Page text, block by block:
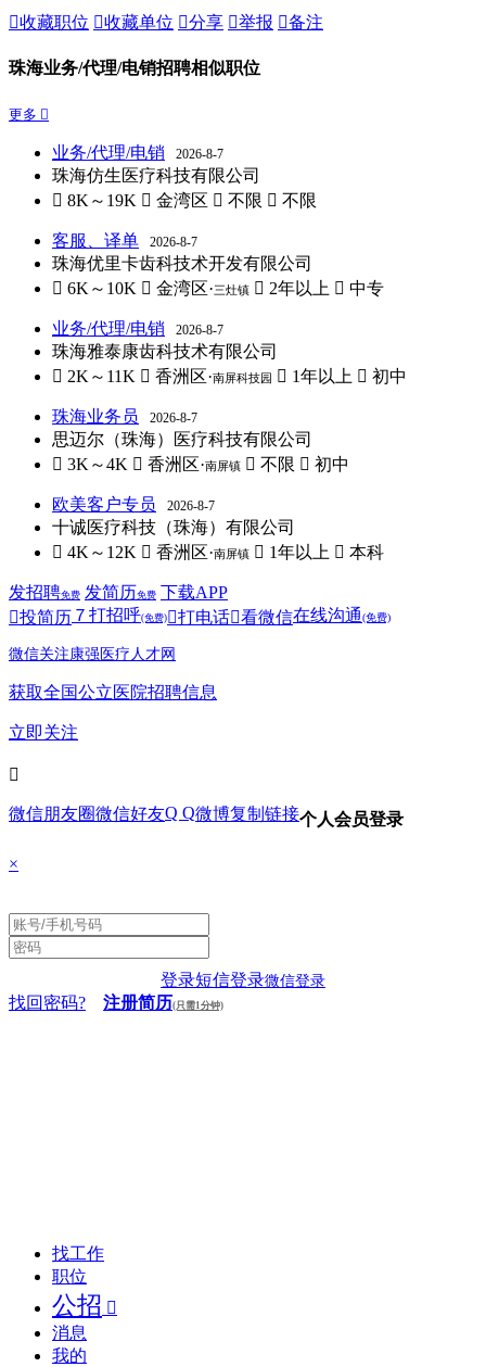
收藏职位 收藏单位 分享 举报 备注
珠海业务/代理/电销招聘相似职位
更多 
业务/代理/电销 2026-8-7
珠海仿生医疗科技有限公司
 8K～19K  金湾区  不限  不限
客服、译单 2026-8-7
珠海优里卡齿科技术开发有限公司
 6K～10K  金湾区·三灶镇  2年以上  中专
业务/代理/电销 2026-8-7
珠海雅泰康齿科技术有限公司
 2K～11K  香洲区·南屏科技园  1年以上  初中
珠海业务员 2026-8-7
思迈尔（珠海）医疗科技有限公司
 3K～4K  香洲区·南屏镇  不限  初中
欧美客户专员 2026-8-7
十诚医疗科技（珠海）有限公司
 4K～12K  香洲区·南屏镇  1年以上  本科
发招聘免费 发简历免费 下载APP
投简历 ７ 打招呼(免费) 打电话看微信在线沟通(免费)
微信关注康强医疗人才网
获取全国公立医院招聘信息
立即关注

微信朋友圈微信好友Q Q微博复制链接个人会员登录
×
登录短信登录微信登录
找回密码? 注册简历(只需1分钟)
找工作
职位
公招 
消息
我的